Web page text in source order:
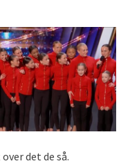
det de så.